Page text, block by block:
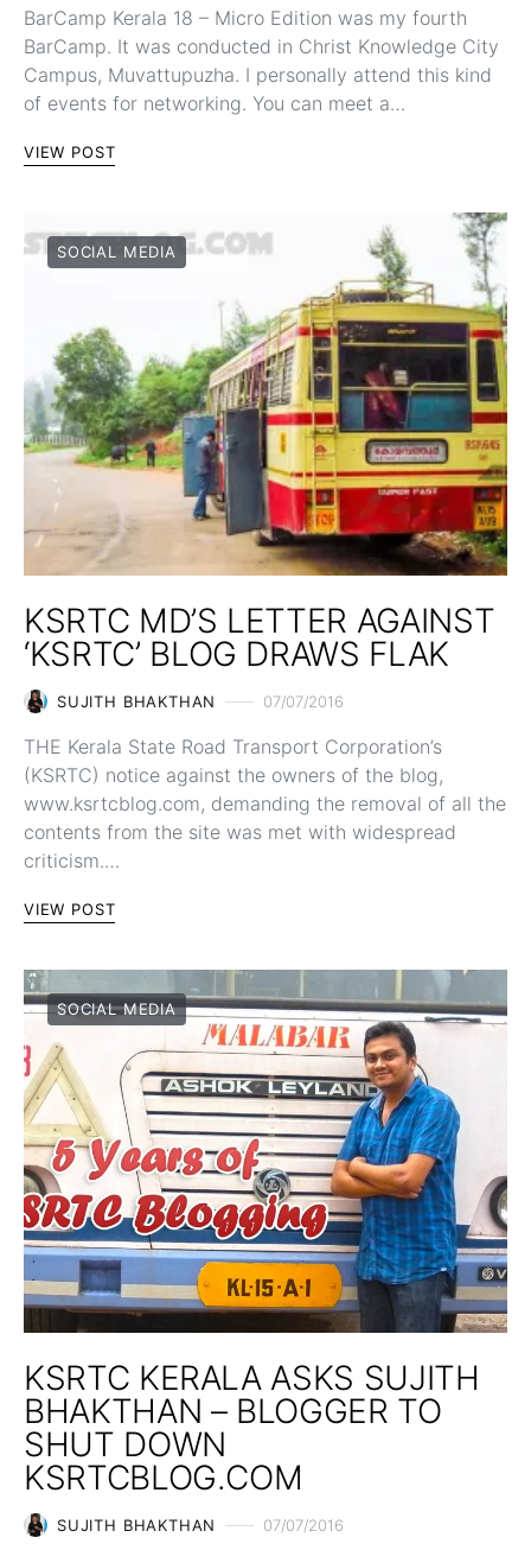
BarCamp Kerala 18 – Micro Edition was my fourth
BarCamp. It was conducted in Christ Knowledge City
Campus, Muvattupuzha. I personally attend this kind
of events for networking. You can meet a…
VIEW POST
SOCIAL MEDIA
KSRTC MD’S LETTER AGAINST
‘KSRTC’ BLOG DRAWS FLAK
SUJITH BHAKTHAN 07/07/2016
THE Kerala State Road Transport Corporation’s
(KSRTC) notice against the owners of the blog,
www.ksrtcblog.com, demanding the removal of all the
contents from the site was met with widespread
criticism.…
VIEW POST
SOCIAL MEDIA
KSRTC KERALA ASKS SUJITH
BHAKTHAN – BLOGGER TO
SHUT DOWN
KSRTCBLOG.COM
SUJITH BHAKTHAN 07/07/2016